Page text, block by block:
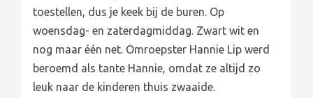
toestellen, dus je keek bij de buren. Op
woensdag- en zaterdagmiddag. Zwart wit en
nog maar één net. Omroepster Hannie Lip werd
beroemd als tante Hannie, omdat ze altijd zo
leuk naar de kinderen thuis zwaaide.